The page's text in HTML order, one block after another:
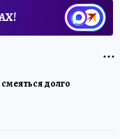
долго